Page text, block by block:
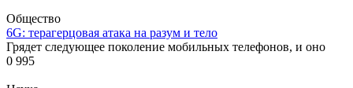
Общество
6G: терагерцовая атака на разум и тело
Грядет следующее поколение мобильных телефонов, и оно
0 995